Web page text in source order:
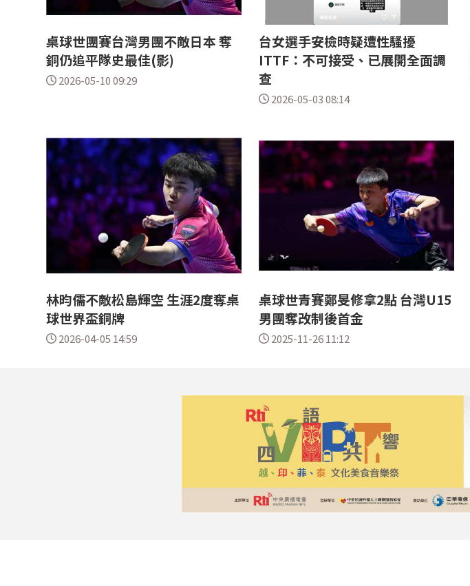
桌球世團賽台灣男團不敵日本 奪
銅仍追平隊史最佳(影)
2026-05-10 09:29
台女選手安檢時疑遭性騷擾
ITTF：不可接受、已展開全面調
查
2026-05-03 08:14
林昀儒不敵松島輝空 生涯2度奪桌
球世界盃銅牌
2026-04-05 14:59
桌球世青賽鄭旻修拿2點 台灣U15
男團奪改制後首金
2025-11-26 11:12